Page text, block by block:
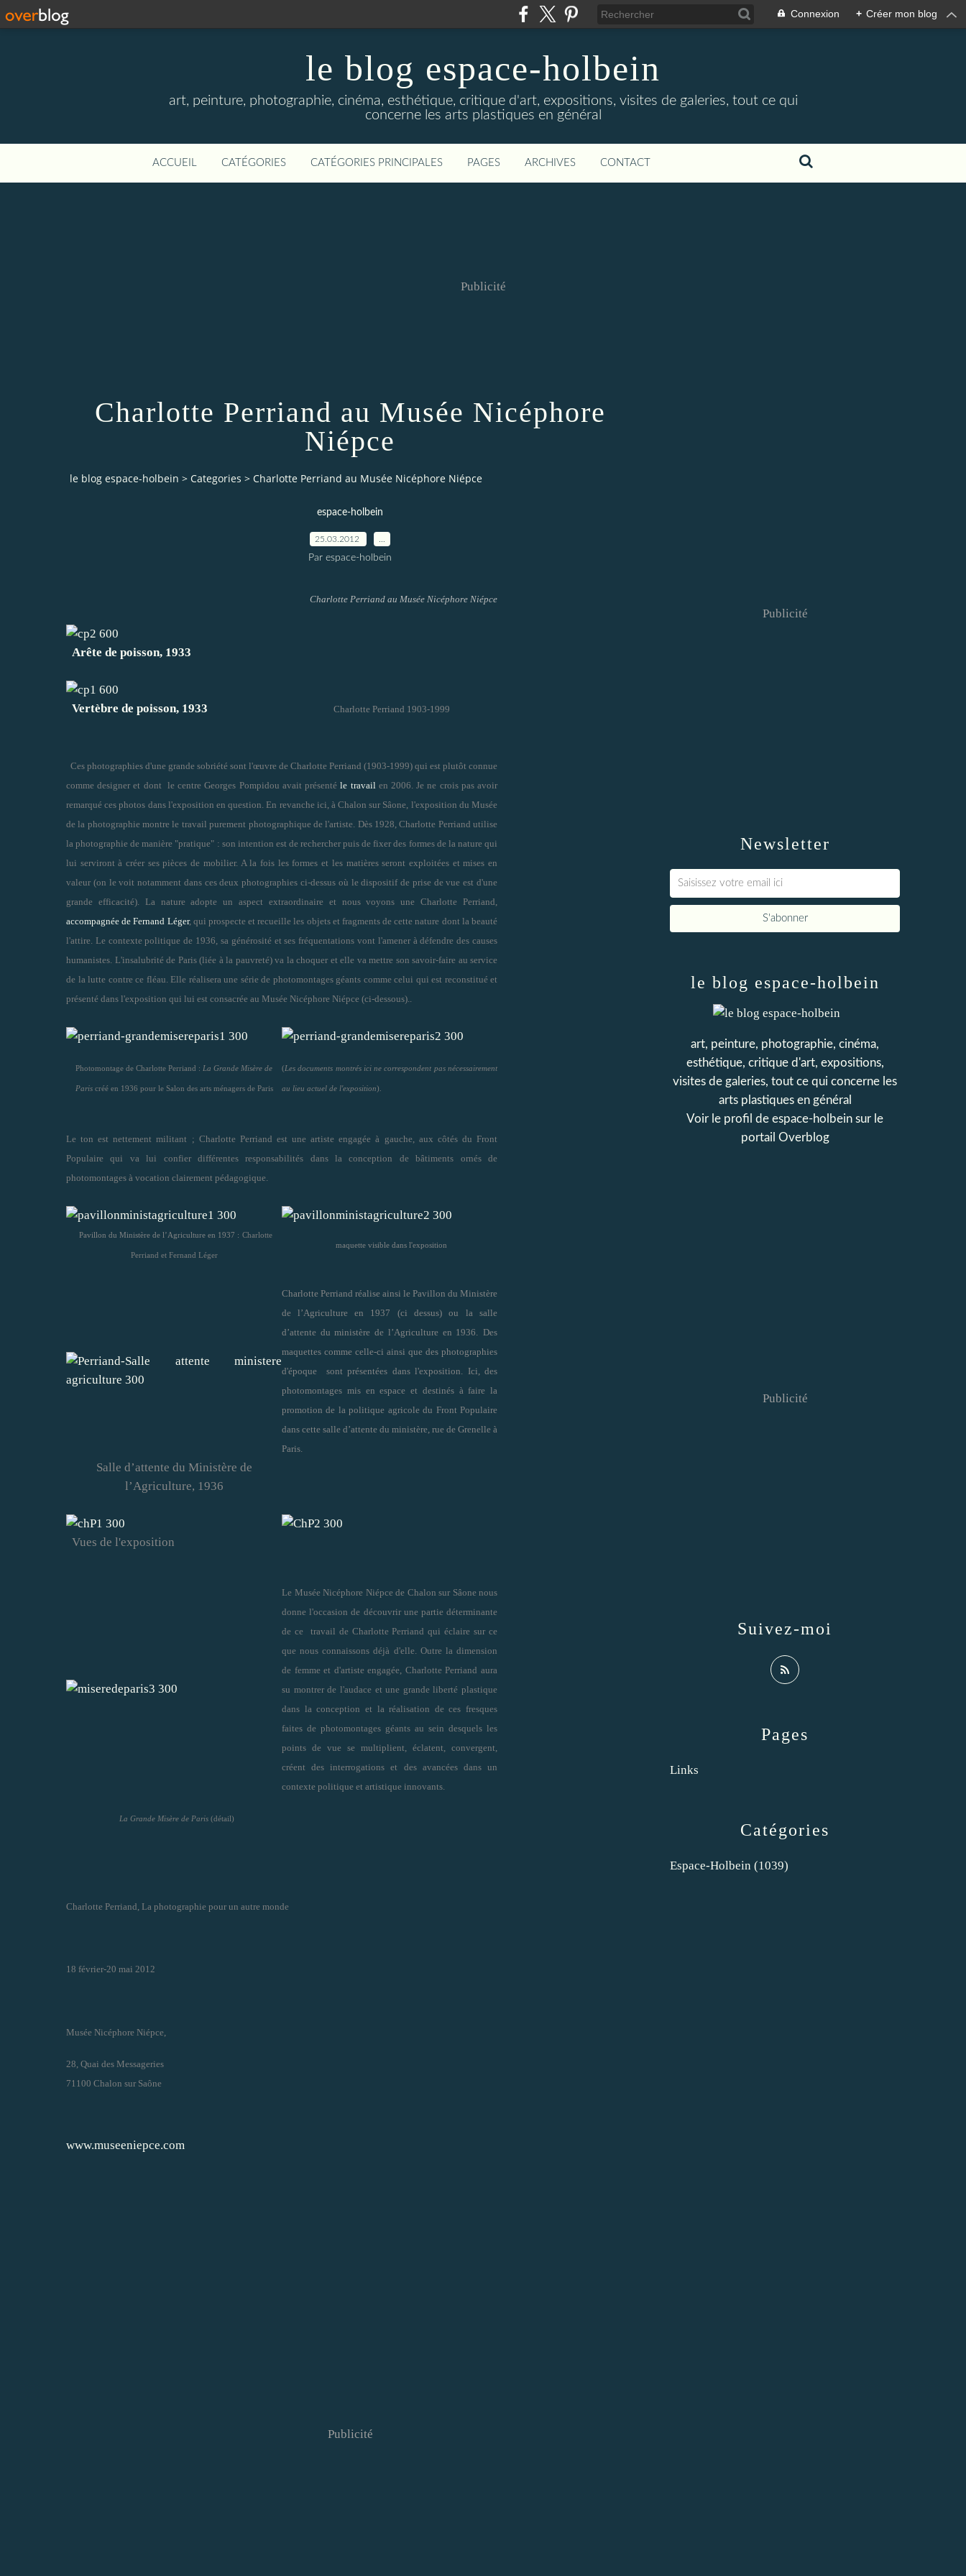
Connexion + Créer mon blog
le blog espace-holbein
art, peinture, photographie, cinéma, esthétique, critique d'art, expositions, visites de galeries, tout ce qui
concerne les arts plastiques en général
ACCUEIL CATÉGORIES CATÉGORIES PRINCIPALES PAGES ARCHIVES CONTACT
Publicité
Charlotte Perriand au Musée Nicéphore
Niépce
le blog espace-holbein > Categories > Charlotte Perriand au Musée Nicéphore Niépce
espace-holbein
25.03.2012
Par espace-holbein
Charlotte Perriand au Musée Nicéphore Niépce
Arête de poisson, 1933
Vertèbre de poisson, 1933 Charlotte Perriand 1903-1999
Ces photographies d'une grande sobriété sont l'œuvre de Charlotte Perriand (1903-1999) qui est plutôt connue
comme designer et dont le centre Georges Pompidou avait présentéle travail en 2006. Je ne crois pas avoir
remarqué ces photos dans l'exposition en question. En revanche ici, à Chalon sur Sâone, l'exposition du Musée
de la photographie montre le travail purement photographique de l'artiste. Dès 1928, Charlotte Perriand utilise
la photographie de manière "pratique" : son intention est de rechercher puis de fixer des formes de la nature qui
lui serviront à créer ses pièces de mobilier. A la fois les formes et les matières seront exploitées et mises en
valeur (on le voit notamment dans ces deux photographies ci-dessus où le dispositif de prise de vue est d'une
grande efficacité). La nature adopte un aspect extraordinaire et nous voyons une Charlotte Perriand,
accompagnée de Fernand Léger, qui prospecte et recueille les objets et fragments de cette nature dont la beauté
l'attire. Le contexte politique de 1936, sa générosité et ses fréquentations vont l'amener à défendre des causes
humanistes. L'insalubrité de Paris (liée à la pauvreté) va la choquer et elle va mettre son savoir-faire au service
de la lutte contre ce fléau. Elle réalisera une série de photomontages géants comme celui qui est reconstitué et
présenté dans l'exposition qui lui est consacrée au Musée Nicéphore Niépce (ci-dessous)..
Photomontage de Charlotte Perriand : La Grande Misère de
Pariscréé en 1936 pour le Salon des arts ménagers de Paris
(Les documents montrés ici ne correspondent pas nécessairement
au lieu actuel de l'exposition).
Le ton est nettement militant ; Charlotte Perriand est une artiste engagée à gauche, aux côtés du Front
Populaire qui va lui confier différentes responsabilités dans la conception de bâtiments ornés de
photomontages à vocation clairement pédagogique.
Pavillon du Ministère de l’Agriculture en 1937 : Charlotte
Perriand et Fernand Léger
maquette visible dans l'exposition
Charlotte Perriand réalise ainsi le Pavillon du Ministère
de l’Agriculture en 1937 (ci dessus) ou
la salle
d’attente du ministère de l’Agriculture en 1936
Des
maquettes comme celle-ci ainsi que des photographies
d'époque sont présentées dans l'exposition. Ici, des
photomontages mis en espace et destinés à faire la
promotion de la politique agricole du Front Populaire
dans cette salle d’attente du ministère, rue de Grenelle à
Paris.
Salle d’attente du Ministère de
l’Agriculture, 1936
Vues de l'exposition
Le Musée Nicéphore Niépce de Chalon sur Sâone nous
donne l'occasion de découvrir une partie déterminante
de ce travail de Charlotte Perriand qui éclaire sur ce
que nous connaissons déjà d'elle. Outre la dimension
de femme et d'artiste engagée, Charlotte Perriand aura
su montrer de l'audace et une grande liberté plastique
dans la conception et la réalisation de ces fresques
faites de photomontages géants au sein desquels les
points de vue se multiplient, éclatent, convergent,
créent des interrogations et des avancées dans un
contexte politique et artistique innovants.
La Grande Misère de Paris (détail)
Charlotte Perriand, La photographie pour un autre monde
18 février-20 mai 2012
Musée Nicéphore Niépce,
28, Quai des Messageries
71100 Chalon sur Saône
www.museeniepce.com
Publicité
Newsletter
Publicité
Catégories
Espace-Holbein (1039)
Pages
Links
le blog espace-holbein
art, peinture, photographie, cinéma,
esthétique, critique d'art, expositions,
visites de galeries, tout ce qui concerne les
arts plastiques en général
Voir le profil de espace-holbein sur le
portail Overblog
Suivez-moi
Publicité